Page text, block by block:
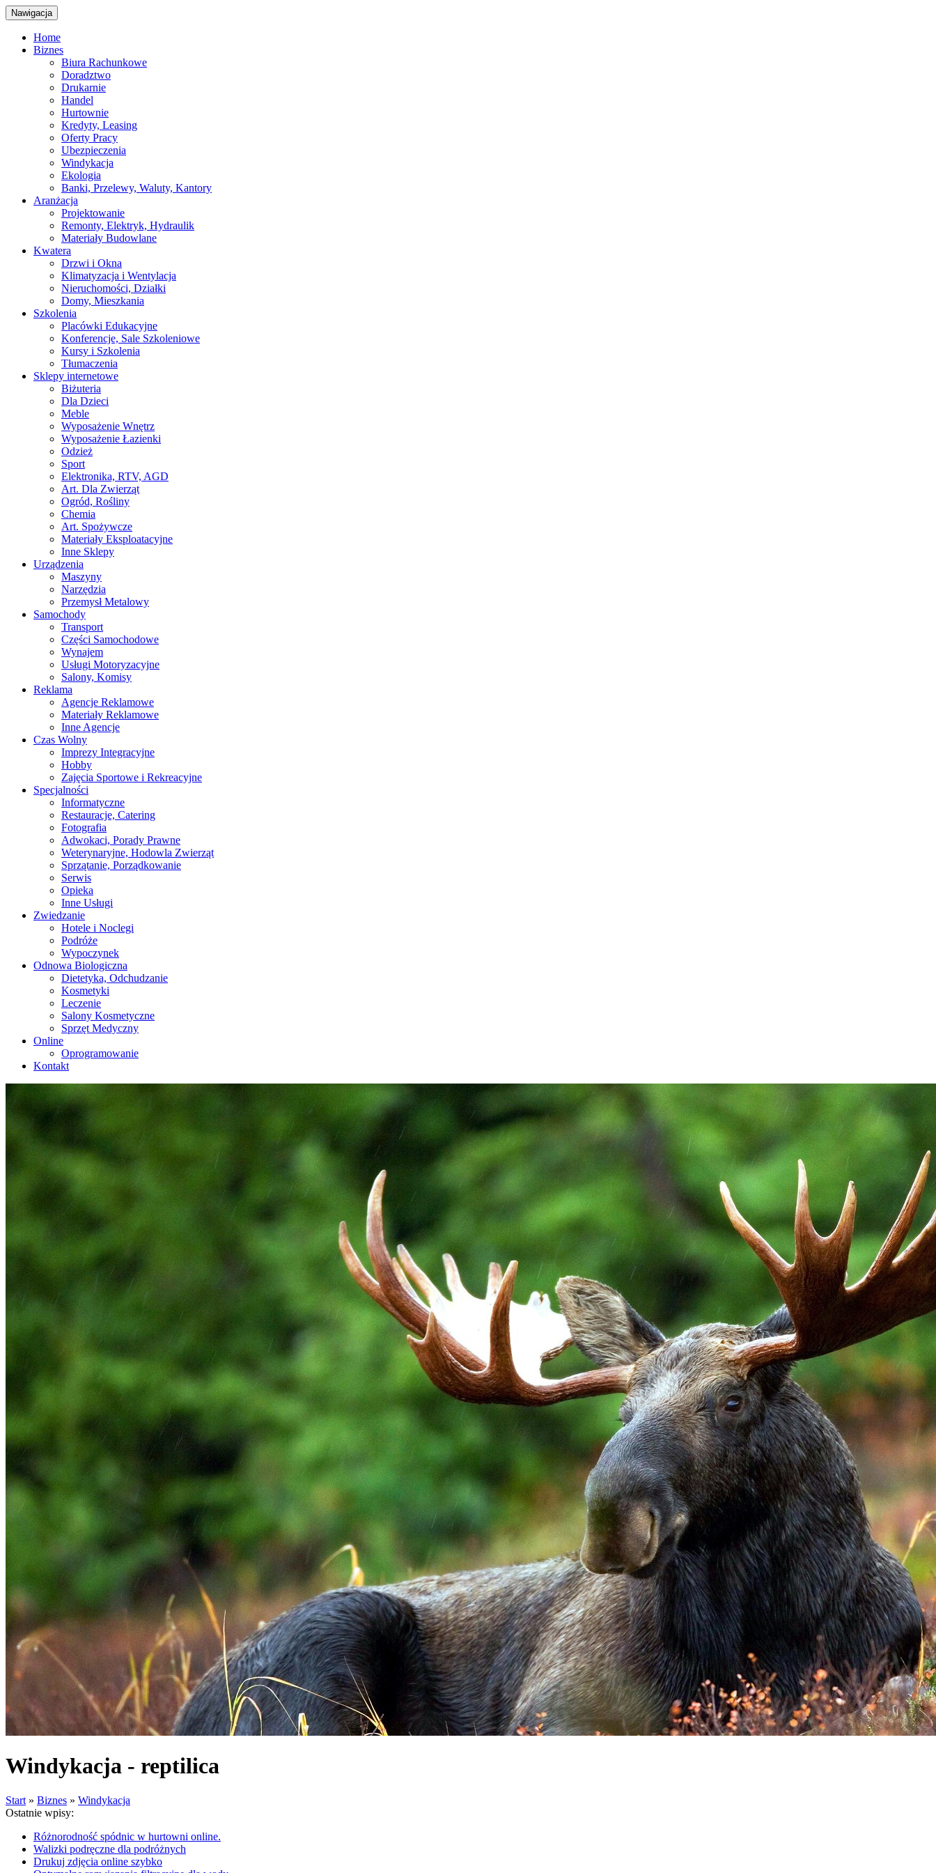
Nawigacja
Home
Biznes
Biura Rachunkowe
Doradztwo
Drukarnie
Handel
Hurtownie
Kredyty, Leasing
Oferty Pracy
Ubezpieczenia
Windykacja
Ekologia
Banki, Przelewy, Waluty, Kantory
Aranżacja
Projektowanie
Remonty, Elektryk, Hydraulik
Materiały Budowlane
Kwatera
Drzwi i Okna
Klimatyzacja i Wentylacja
Nieruchomości, Działki
Domy, Mieszkania
Szkolenia
Placówki Edukacyjne
Konferencje, Sale Szkoleniowe
Kursy i Szkolenia
Tłumaczenia
Sklepy internetowe
Biżuteria
Dla Dzieci
Meble
Wyposażenie Wnętrz
Wyposażenie Łazienki
Odzież
Sport
Elektronika, RTV, AGD
Art. Dla Zwierząt
Ogród, Rośliny
Chemia
Art. Spożywcze
Materiały Eksploatacyjne
Inne Sklepy
Urządzenia
Maszyny
Narzędzia
Przemysł Metalowy
Samochody
Transport
Części Samochodowe
Wynajem
Usługi Motoryzacyjne
Salony, Komisy
Reklama
Agencje Reklamowe
Materiały Reklamowe
Inne Agencje
Czas Wolny
Imprezy Integracyjne
Hobby
Zajęcia Sportowe i Rekreacyjne
Specjalności
Informatyczne
Restauracje, Catering
Fotografia
Adwokaci, Porady Prawne
Weterynaryjne, Hodowla Zwierząt
Sprzątanie, Porządkowanie
Serwis
Opieka
Inne Usługi
Zwiedzanie
Hotele i Noclegi
Podróże
Wypoczynek
Odnowa Biologiczna
Dietetyka, Odchudzanie
Kosmetyki
Leczenie
Salony Kosmetyczne
Sprzęt Medyczny
Online
Oprogramowanie
Kontakt
Windykacja - reptilica
Start » Biznes » Windykacja
Ostatnie wpisy:
Różnorodność spódnic w hurtowni online.
Walizki podręczne dla podróżnych
Drukuj zdjęcia online szybko